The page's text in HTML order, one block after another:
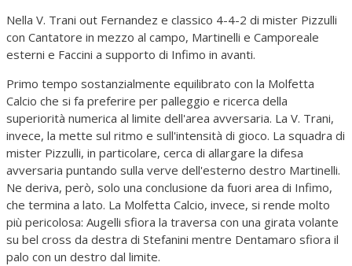
Nella V. Trani out Fernandez e classico 4-4-2 di mister Pizzulli
con Cantatore in mezzo al campo, Martinelli e Camporeale
esterni e Faccini a supporto di Infimo in avanti.
Primo tempo sostanzialmente equilibrato con la Molfetta
Calcio che si fa preferire per palleggio e ricerca della
superiorità numerica al limite dell'area avversaria. La V. Trani,
invece, la mette sul ritmo e sull'intensità di gioco. La squadra di
mister Pizzulli, in particolare, cerca di allargare la difesa
avversaria puntando sulla verve dell'esterno destro Martinelli.
Ne deriva, però, solo una conclusione da fuori area di Infimo,
che termina a lato. La Molfetta Calcio, invece, si rende molto
più pericolosa: Augelli sfiora la traversa con una girata volante
su bel cross da destra di Stefanini mentre Dentamaro sfiora il
palo con un destro dal limite.